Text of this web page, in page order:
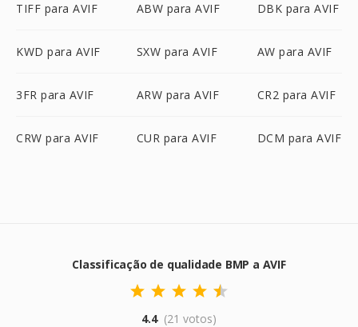
TIFF para AVIF ABW para AVIF DBK para AVIF
KWD para AVIF SXW para AVIF AW para AVIF
3FR para AVIF ARW para AVIF CR2 para AVIF
CRW para AVIF CUR para AVIF DCM para AVIF
Classificação de qualidade BMP a AVIF
4.4 (21 votos)